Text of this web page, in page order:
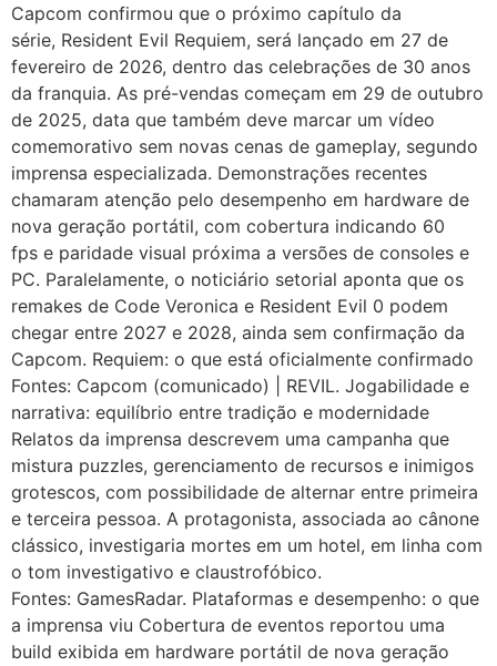
Capcom confirmou que o próximo capítulo da
série, Resident Evil Requiem, será lançado em 27 de
fevereiro de 2026, dentro das celebrações de 30 anos
da franquia. As pré-vendas começam em 29 de outubro
de 2025, data que também deve marcar um vídeo
comemorativo sem novas cenas de gameplay, segundo
imprensa especializada. Demonstrações recentes
chamaram atenção pelo desempenho em hardware de
nova geração portátil, com cobertura indicando 60
fps e paridade visual próxima a versões de consoles e
PC. Paralelamente, o noticiário setorial aponta que os
remakes de Code Veronica e Resident Evil 0 podem
chegar entre 2027 e 2028, ainda sem confirmação da
Capcom. Requiem: o que está oficialmente confirmado
Fontes: Capcom (comunicado) | REVIL. Jogabilidade e
narrativa: equilíbrio entre tradição e modernidade
Relatos da imprensa descrevem uma campanha que
mistura puzzles, gerenciamento de recursos e inimigos
grotescos, com possibilidade de alternar entre primeira
e terceira pessoa. A protagonista, associada ao cânone
clássico, investigaria mortes em um hotel, em linha com
o tom investigativo e claustrofóbico.
Fontes: GamesRadar. Plataformas e desempenho: o que
a imprensa viu Cobertura de eventos reportou uma
build exibida em hardware portátil de nova geração